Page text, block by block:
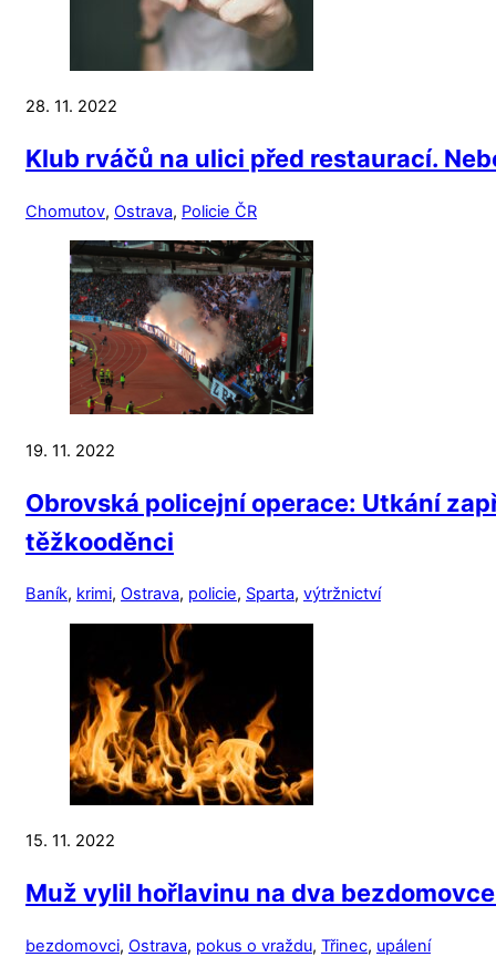
28. 11. 2022
Klub rváčů na ulici před restaurací.
Chomutov, Ostrava, Policie ČR
19. 11. 2022
Obrovská policejní operace: Utkání
těžkooděnci
Baník, krimi, Ostrava, policie, Sparta, výtržnictví
15. 11. 2022
Muž vylil hořlavinu na dva
bezdomovci, Ostrava, pokus o vraždu, Třinec, upálení